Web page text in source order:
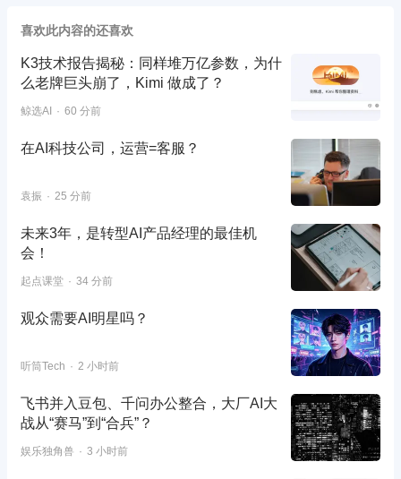
喜欢此内容的还喜欢
K3技术报告揭秘：同样堆万亿参数，为什
么老牌巨头崩了，Kimi 做成了？
鲸选AI 60 分前
在AI科技公司，运营=客服？
袁振 25 分前
未来3年，是转型AI产品经理的最佳机
会！
起点课堂 34 分前
观众需要AI明星吗？
听筒Tech 2 小时前
飞书并入豆包、千问办公整合，大厂AI大
战从“赛马”到“合兵”？
娱乐独角兽 3 小时前